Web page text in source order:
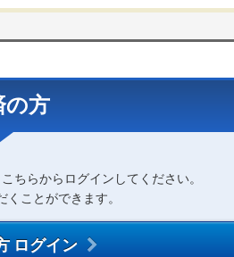
の方
ちらからログインしてください。
くことができます。
ログイン